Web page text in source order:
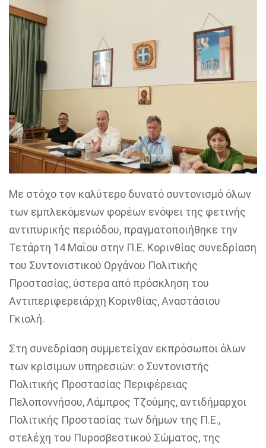
Με στόχο τον καλύτερο δυνατό συντονισμό όλων
των εμπλεκόμενων φορέων ενόψει της φετινής
αντιπυρικής περιόδου, πραγματοποιήθηκε την
Τετάρτη 14 Μαΐου στην Π.Ε. Κορινθίας συνεδρίαση
του Συντονιστικού Οργάνου Πολιτικής
Προστασίας, ύστερα από πρόσκληση του
Αντιπεριφερειάρχη Κορινθίας, Αναστάσιου
Γκιολή.
Στη συνεδρίαση συμμετείχαν εκπρόσωποι όλων
των κρίσιμων υπηρεσιών: ο Συντονιστής
Πολιτικής Προστασίας Περιφέρειας
Πελοποννήσου, Λάμπρος Τζούμης, αντιδήμαρχοι
Πολιτικής Προστασίας των δήμων της Π.Ε.,
στελέχη του Πυροσβεστικού Σώματος, της